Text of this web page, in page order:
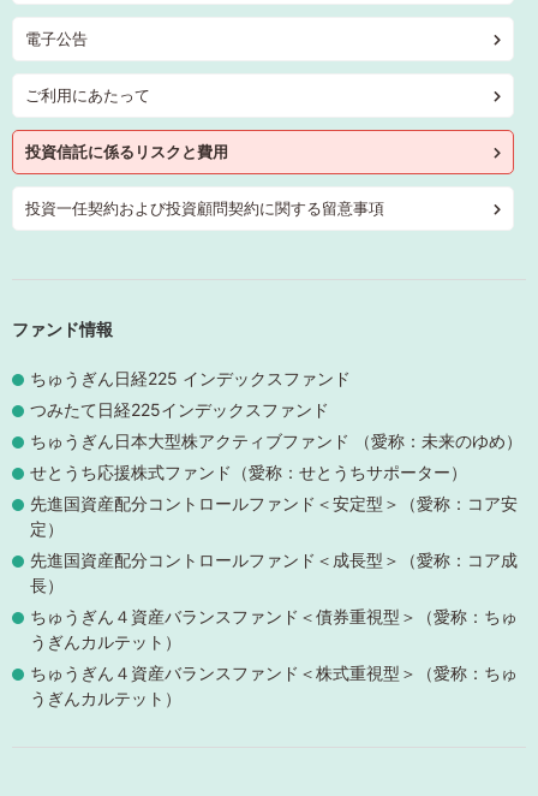
電子公告
ご利用にあたって
投資信託に係るリスクと費用
投資一任契約および投資顧問契約に関する留意事項
ファンド情報
ちゅうぎん日経225 インデックスファンド
つみたて日経225インデックスファンド
ちゅうぎん日本大型株アクティブファンド （愛称：未来のゆめ）
せとうち応援株式ファンド（愛称：せとうちサポーター）
先進国資産配分コントロールファンド＜安定型＞（愛称：コア安
定）
先進国資産配分コントロールファンド＜成長型＞（愛称：コア成
長）
ちゅうぎん４資産バランスファンド＜債券重視型＞（愛称：ちゅ
うぎんカルテット）
ちゅうぎん４資産バランスファンド＜株式重視型＞（愛称：ちゅ
うぎんカルテット）